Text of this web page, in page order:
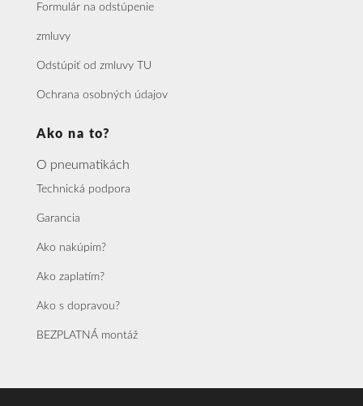
Formulár na odstúpenie
zmluvy
Odstúpiť od zmluvy TU
Ochrana osobných údajov
Ako na to?
O pneumatikách
Technická podpora
Garancia
Ako nakúpim?
Ako zaplatím?
Ako s dopravou?
BEZPLATNÁ montáž